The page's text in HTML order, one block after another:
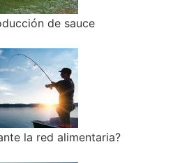
de sauce
la red alimentaria?